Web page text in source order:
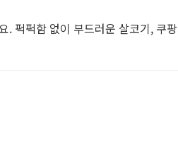
. 퍽퍽함 없이 부드러운 살코기, 쿠팡